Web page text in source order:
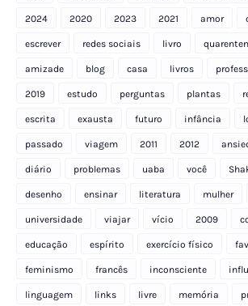
2024 2020 2023 2021 amor
escrever redes sociais livro
amizade blog casa livros
2019 estudo perguntas plantas
escrita exausta futuro infância
passado viagem 2011 2012
diário problemas uaba você
desenho ensinar literatura mulher
universidade viajar vício 2009
educação espírito exercício físico
feminismo francês inconsciente
linguagem links livre memória